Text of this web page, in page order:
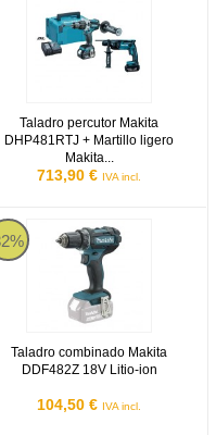
Taladro percutor Makita
DHP481RTJ + Martillo ligero
Makita...
713,90 € IVA incl.
4Ah - Taladro combinado
Taladro combinado Makita
DDF482Z 18V Litio-ion
104,50 € IVA incl.
combinado Makita